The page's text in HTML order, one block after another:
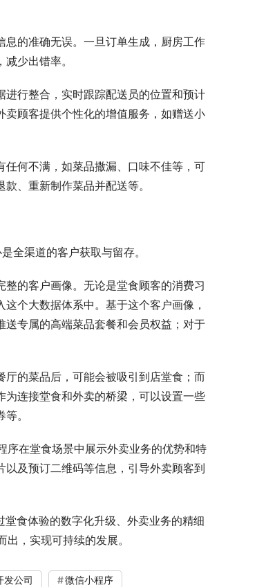
的准确无误。一旦订单生成，厨房工作
少出错率。
行整合，实时跟踪配送员的位置和预计
顾客提供个性化的增值服务，如赠送小
何不满，如菜品撒漏、口味不佳等，可
、重新制作菜品并配送等。
全渠道的客户获取与留存。
的客户画像。无论是堂食顾客的消费习
个大数据体系中。基于这个客户画像，
专属的高端菜品套餐和会员权益；对于
的菜品后，可能会被吸引到店堂食；而
连接堂食和外卖的桥梁，可以设置一些
。
序在堂食场景中展示外卖业务的优势和特
及预订二维码等信息，引导外卖顾客到
食体验的数字化升级、外卖业务的精细
，实现可持续的发展。
发公司
微信小程序